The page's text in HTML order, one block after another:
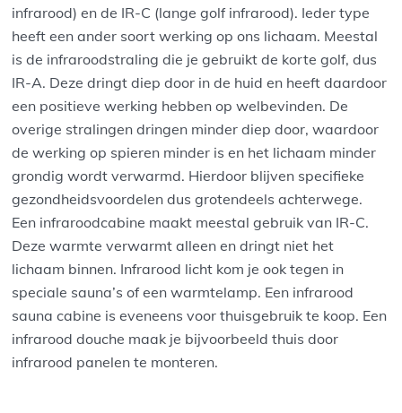
infrarood) en de IR-C (lange golf infrarood). Ieder type
heeft een ander soort werking op ons lichaam. Meestal
is de infraroodstraling die je gebruikt de korte golf, dus
IR-A. Deze dringt diep door in de huid en heeft daardoor
een positieve werking hebben op welbevinden. De
overige stralingen dringen minder diep door, waardoor
de werking op spieren minder is en het lichaam minder
grondig wordt verwarmd. Hierdoor blijven specifieke
gezondheidsvoordelen dus grotendeels achterwege.
Een infraroodcabine maakt meestal gebruik van IR-C.
Deze warmte verwarmt alleen en dringt niet het
lichaam binnen. Infrarood licht kom je ook tegen in
speciale sauna’s of een warmtelamp. Een infrarood
sauna cabine is eveneens voor thuisgebruik te koop. Een
infrarood douche maak je bijvoorbeeld thuis door
infrarood panelen te monteren.